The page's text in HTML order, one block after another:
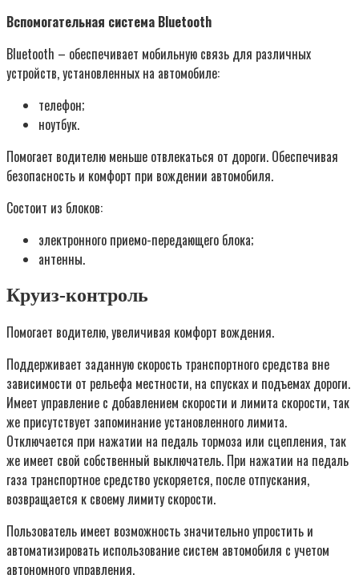
Вспомогательная система Bluetooth
Bluetooth – обеспечивает мобильную связь для различных
устройств, установленных на автомобиле:
телефон;
ноутбук.
Помогает водителю меньше отвлекаться от дороги. Обеспечивая
безопасность и комфорт при вождении автомобиля.
Состоит из блоков:
электронного приемо-передающего блока;
антенны.
Круиз-контроль
Помогает водителю, увеличивая комфорт вождения.
Поддерживает заданную скорость транспортного средства вне
зависимости от рельефа местности, на спусках и подъемах дороги.
Имеет управление с добавлением скорости и лимита скорости, так
же присутствует запоминание установленного лимита.
Отключается при нажатии на педаль тормоза или сцепления, так
же имеет свой собственный выключатель. При нажатии на педаль
газа транспортное средство ускоряется, после отпускания,
возвращается к своему лимиту скорости.
Пользователь имеет возможность значительно упростить и
автоматизировать использование систем автомобиля с учетом
автономного управления.